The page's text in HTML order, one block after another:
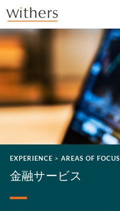
Skip to main content
EXPERIENCE > AREAS OF FOCUS
金融サービス